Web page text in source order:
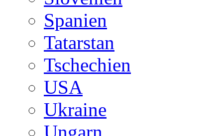
Spanien
Tatarstan
Tschechien
USA
Ukraine
Ungarn